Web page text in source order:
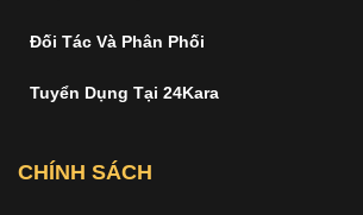
Đối Tác Và Phân Phối
Tuyển Dụng Tại 24Kara
CHÍNH SÁCH